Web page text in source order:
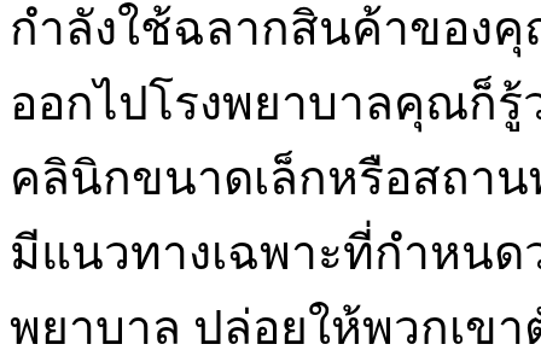
กำลังใช้ฉลากสินค้าของ
ออกไปโรงพยาบาลคุณก็
คลินิกขนาดเล็กหรือสถา
มีแนวทางเฉพาะที่กำหนด
พยาบาล ปล่อยให้พวกเข